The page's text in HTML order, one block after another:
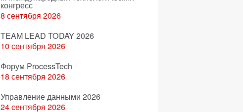
конгресс
8 сентября 2026
TEAM LEAD TODAY 2026
10 сентября 2026
Форум ProcessTech
18 сентября 2026
Управление данными 2026
24 сентября 2026